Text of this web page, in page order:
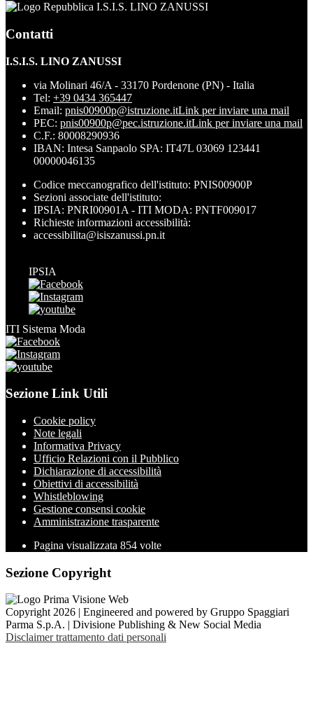
I.S.I.S. LINO ZANUSSI
Contatti
I.S.I.S. LINO ZANUSSI
via Molinari 46/A - 33170 Pordenone (PN) - Italia
Tel: +39 0434 365447
Email: pnis00900p@istruzione.itLink per inviare una mail
PEC: pnis00900p@pec.istruzione.itLink per inviare una mail
C.F.: 80008290936
IBAN: Intesa Sanpaolo SPA: IT47L 03069 123441
00000046135
Codice meccanografico dell'istituto: PNIS00900P
Sezioni associate dell'istituto:
IPSIA: PNRI00901A - ITI MODA: PNTF009017
Richieste informazioni accessibilità:
accessibilita@isiszanussi.pn.it
IPSIA
ITI Sistema Moda
Sezione Link Utili
Cookie policy
Note legali
Informativa Privacy
Ufficio Relazioni con il Pubblico
Dichiarazione di accessibilità
Obiettivi di accessibilità
Whistleblowing
Gestione consensi cookie
Amministrazione trasparente
Pagina visualizzata 854 volte
Sezione Copyright
Copyright 2026 | Engineered and powered by Gruppo Spaggiari
Parma S.p.A. | Divisione Publishing & New Social Media
Disclaimer trattamento dati personali